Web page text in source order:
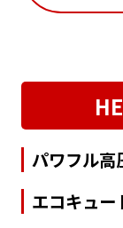
パワフル高
エコキュー